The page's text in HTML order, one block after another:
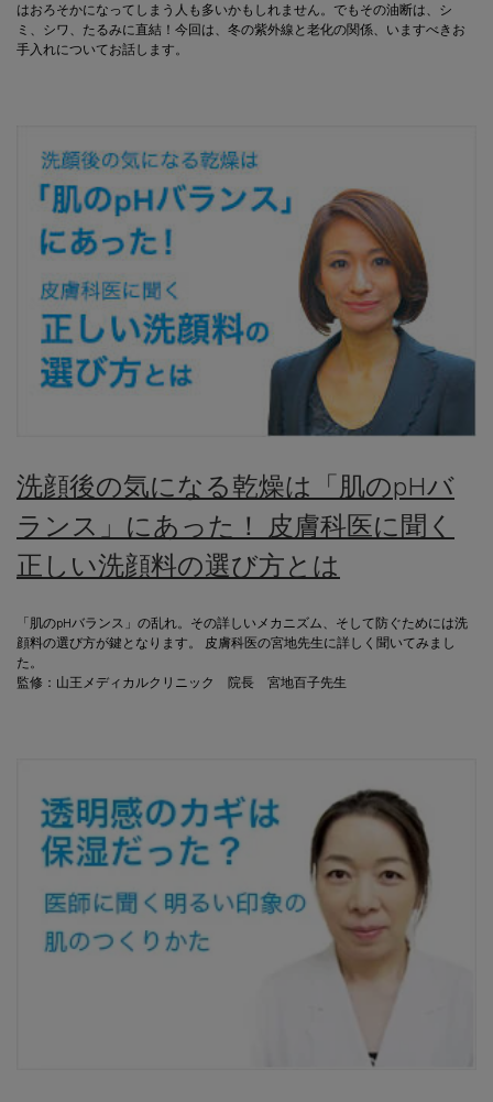
はおろそかになってしまう人も多いかもしれません。でもその油断は、シ
ミ、シワ、たるみに直結！今回は、冬の紫外線と老化の関係、いますべきお
手入れについてお話します。
洗顔後の気になる乾燥は「肌のpHバ
ランス」にあった！ 皮膚科医に聞く
正しい洗顔料の選び方とは
「肌のpHバランス」の乱れ。その詳しいメカニズム、そして防ぐためには洗
顔料の選び方が鍵となります。 皮膚科医の宮地先生に詳しく聞いてみまし
た。
監修：山王メディカルクリニック 院長 宮地百子先生